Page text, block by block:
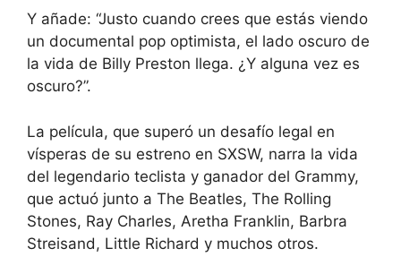
Y añade: “Justo cuando crees que estás viendo
un documental pop optimista, el lado oscuro de
la vida de Billy Preston llega. ¿Y alguna vez es
oscuro?”.
La película, que superó un desafío legal en
vísperas de su estreno en SXSW, narra la vida
del legendario teclista y ganador del Grammy,
que actuó junto a The Beatles, The Rolling
Stones, Ray Charles, Aretha Franklin, Barbra
Streisand, Little Richard y muchos otros.